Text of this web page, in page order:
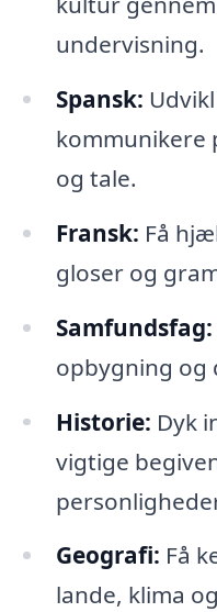
undervisning.
Spansk:
kommunikere
og tale.
Fransk: Få
gloser og
Samfundsfag:
opbygning og
Historie: Dyk
vigtige
Geografi: Få
lande, klima